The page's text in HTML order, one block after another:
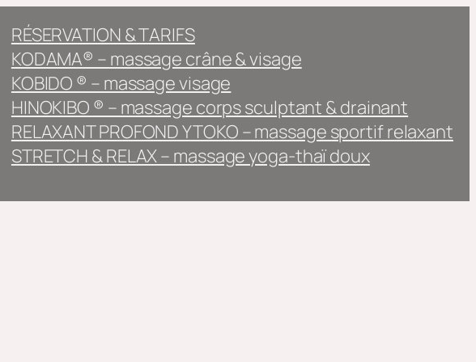
RÉSERVATION & TARIFS
KODAMA® – massage crâne & visage
KOBIDO ® – massage visage
HINOKIBO ® – massage corps sculptant & drainant
RELAXANT PROFOND YTOKO – massage sportif relaxant
STRETCH & RELAX – massage yoga-thaï doux